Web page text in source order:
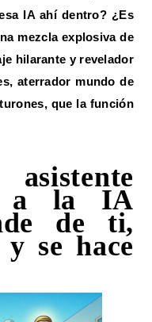
IA ahí dentro? ¿Es
mezcla explosiva de
hilarante y revelador
aterrador mundo de
que la función
a la IA
de ti,
y se hace